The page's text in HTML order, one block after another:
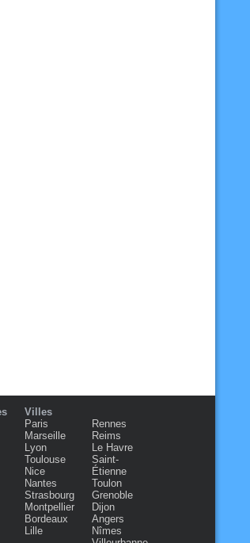
Villes
Paris
Marseille
Lyon
Toulouse
Nice
Nantes
Strasbourg
Montpellier
Bordeaux
Lille
Rennes
Reims
Le Havre
Saint-
Étienne
Toulon
Grenoble
Dijon
Angers
Nîmes